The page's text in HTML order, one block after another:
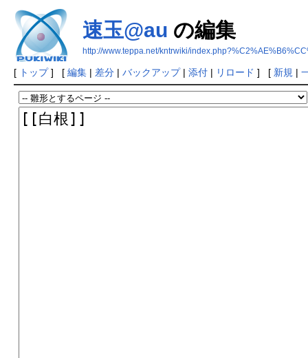
速玉@au の編集
http://www.teppa.net/kntrwiki/
[ トップ] [ 編集| 差分| バックアップ| 添付| リロード ] [ 新規 |